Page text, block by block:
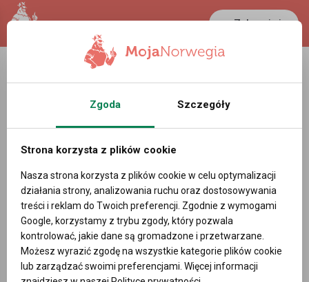
Zaloguj się
LANCASTER
22.4 °C 0.3881 PLN
Budownictwo - Oferty pracy w Oslo
Norwegia
Powiadom mnie o nowych ofertach pracy
DODAJ OFERTĘ PRACY
Filtry
Zgoda Szczegóły
Strona korzysta z plików cookie
Nasza strona korzysta z plików cookie w celu optymalizacji
działania strony, analizowania ruchu oraz dostosowywania
treści i reklam do Twoich preferencji. Zgodnie z wymogami
Google, korzystamy z trybu zgody, który pozwala
kontrolować, jakie dane są gromadzone i przetwarzane.
Możesz wyrazić zgodę na wszystkie kategorie plików cookie
lub zarządzać swoimi preferencjami. Więcej informacji